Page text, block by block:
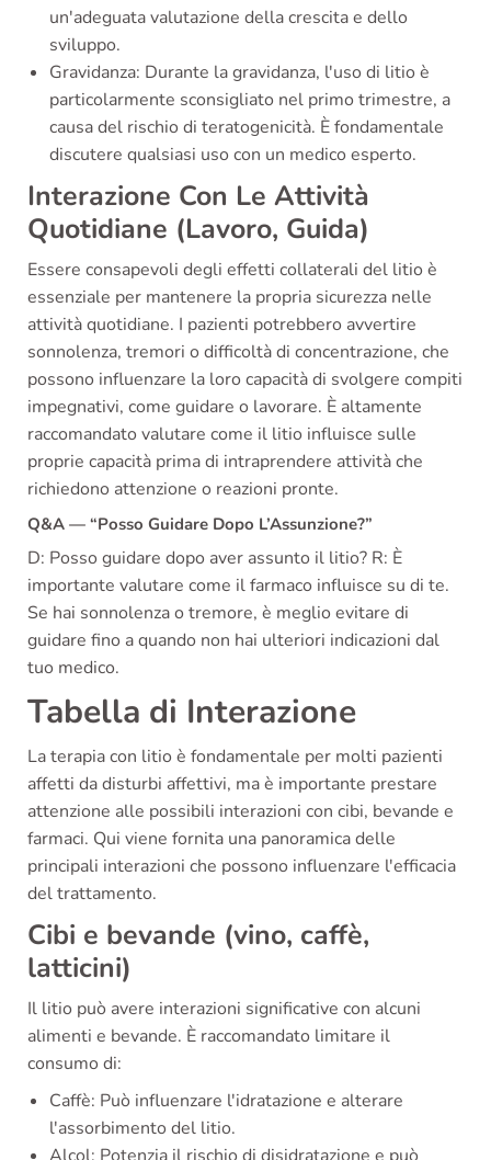
un'adeguata valutazione della crescita e dello
sviluppo.
Gravidanza: Durante la gravidanza, l'uso di litio è
particolarmente sconsigliato nel primo trimestre, a
causa del rischio di teratogenicità. È fondamentale
discutere qualsiasi uso con un medico esperto.
Interazione Con Le Attività
Quotidiane (Lavoro, Guida)
Essere consapevoli degli effetti collaterali del litio è
essenziale per mantenere la propria sicurezza nelle
attività quotidiane. I pazienti potrebbero avvertire
sonnolenza, tremori o difficoltà di concentrazione, che
possono influenzare la loro capacità di svolgere compiti
impegnativi, come guidare o lavorare. È altamente
raccomandato valutare come il litio influisce sulle
proprie capacità prima di intraprendere attività che
richiedono attenzione o reazioni pronte.
Q&A — “Posso Guidare Dopo L’Assunzione?”
D: Posso guidare dopo aver assunto il litio? R: È
importante valutare come il farmaco influisce su di te.
Se hai sonnolenza o tremore, è meglio evitare di
guidare fino a quando non hai ulteriori indicazioni dal
tuo medico.
Tabella di Interazione
La terapia con litio è fondamentale per molti pazienti
affetti da disturbi affettivi, ma è importante prestare
attenzione alle possibili interazioni con cibi, bevande e
farmaci. Qui viene fornita una panoramica delle
principali interazioni che possono influenzare l'efficacia
del trattamento.
Cibi e bevande (vino, caffè,
latticini)
Il litio può avere interazioni significative con alcuni
alimenti e bevande. È raccomandato limitare il
consumo di:
Caffè: Può influenzare l'idratazione e alterare
l'assorbimento del litio.